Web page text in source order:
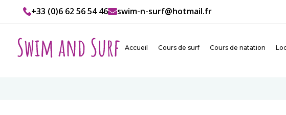
+33 (0)6 62 56 54 46 swim-n-surf@hotmail.fr
Accueil Cours de surf Cours de natation